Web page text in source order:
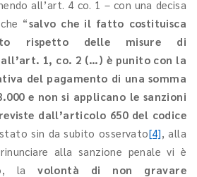
all’art. 4 co. 1 – con una decisa
“salvo che il fatto costituisca
rispetto delle misure di
1, co. 2 (…) è punito con la
del pagamento di una somma
e non si applicano le sanzioni
dall’articolo 650 del codice
sin da subito osservato[4], alla
alla sanzione penale vi è
lavolontà di non gravare